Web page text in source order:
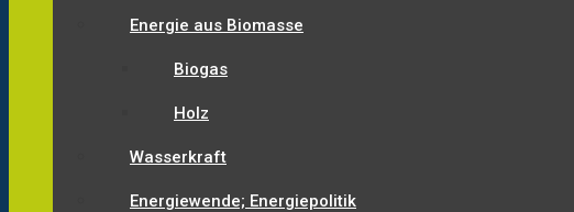
Energie aus Biomasse
Biogas
Holz
Wasserkraft
Energiewende; Energiepolitik